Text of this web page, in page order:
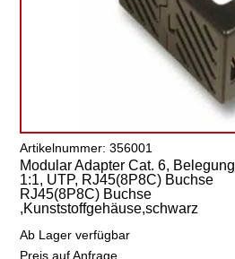
Artikelnummer: 356001
Modular Adapter Cat. 6, Belegung
1:1, UTP, RJ45(8P8C) Buchse
RJ45(8P8C) Buchse
,Kunststoffgehäuse,schwarz
Ab Lager verfügbar
Preis auf Anfrage